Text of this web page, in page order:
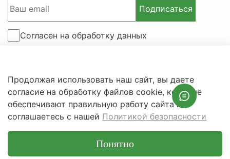
Подписаться
Согласен на обработку данных
© 2025-2026 IBSAFE.RU – Интернет-магазин сейфов и
металлической мебели.
Информация о розничных ценах, технических
характеристиках, наличии на складе носит справочный
характер и не является публичной офертой.
Продолжая использовать наш сайт, вы даете
согласие на обработку файлов cookie, которые
обеспечивают правильную работу сайта и
соглашаетесь с нашей Политикой безопасности
Понятно